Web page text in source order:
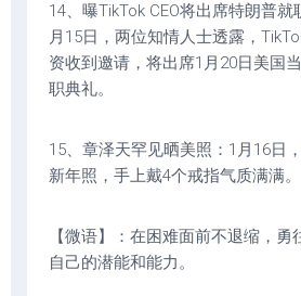
14、曝TikTok CEO将出席特朗普就
月15日，两位知情人士透露，
资收到邀请，将出席1月20日美国
职典礼。
15、章泽天罕见晒美照：1月16日
新年照，手上戴4个戒指气质满满。
【微语】：在困难面前不退缩，
自己的潜能和能力。